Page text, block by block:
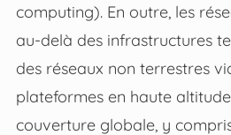
computing). En outre, les
au-delà des infrastructures
des réseaux non terrestres
plateformes en haute
couverture globale, y